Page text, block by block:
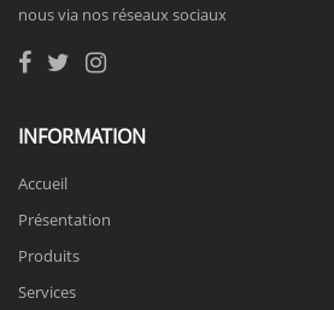
nous via nos réseaux sociaux
INFORMATION
Accueil
Présentation
Produits
Services